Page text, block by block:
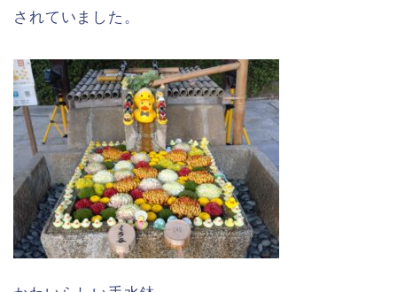
されていました。